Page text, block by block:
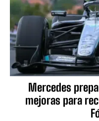
Mercedes
mejoras para